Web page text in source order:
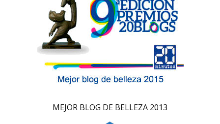
MEJOR BLOG DE BELLEZA 2013